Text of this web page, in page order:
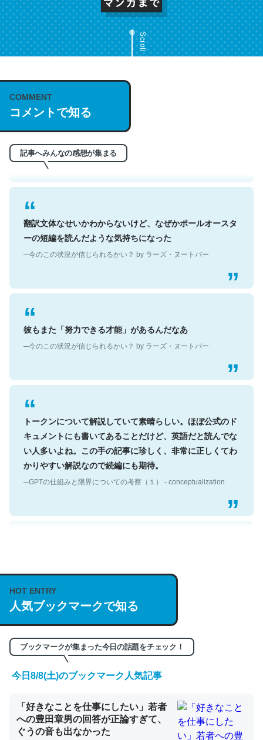
Scroll
COMMENT
コメントで知る
記事へみんなの感想が集まる
これは名文。彼はとてもクレバーなんだろうなと凄く思
う。英語少しでも読める人は原文もお勧め。自分はこの流
れ好き。Let’s Fucking Go. Then Covid hit. Shit.
─今のこの状況が信じられるかい？ by ラーズ・ヌートバー
翻訳文体なせいかわからないけど、なぜかポールオースタ
ーの短編を読んだような気持ちになった
─今のこの状況が信じられるかい？ by ラーズ・ヌートバー
彼もまた「努力できる才能」があるんだなあ
─今のこの状況が信じられるかい？ by ラーズ・ヌートバー
トークンについて解説していて素晴らしい。ほぼ公式のド
キュメントにも書いてあることだけど、英語だと読んでな
い人多いよね。この手の記事に珍しく、非常に正しくてわ
かりやすい解説なので続編にも期待。
─GPTの仕組みと限界についての考察（１） - conceptualization
https://isobe324649.hatenablog.com/entry/2023/03/27
/064121
─GPTの仕組みと限界についての考察（１） - conceptualization
くらい。小説でいう「ずっと前の伏線」は回収されないけ
ど、短期記憶というには多い分量。進化すればするほど分
かりやすく強くなりそう
HOT ENTRY
人気ブックマークで知る
ブックマークが集まった今日の話題をチェック！
今日8/8(土)のブックマーク人気記事
「好きなことを仕事にしたい」若者
への豊田章男の回答が正論すぎて、
ぐうの音も出なかった